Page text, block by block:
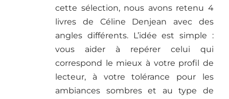
cette sélection, nous avons retenu 4
livres de Céline Denjean avec des
angles différents. L’idée est simple :
vous aider à repérer celui qui
correspond le mieux à votre profil de
lecteur, à votre tolérance pour les
ambiances sombres et au type de